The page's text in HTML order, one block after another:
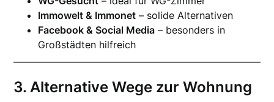
Immowelt & Immonet – solide Alternativen
Facebook & Social Media – besonders in
Großstädten hilfreich
3. Alternative Wege zur Wohnung